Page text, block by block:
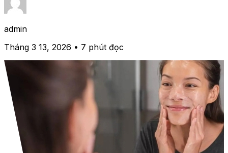
admin
Tháng 3 13, 2026 • 7 phút đọc